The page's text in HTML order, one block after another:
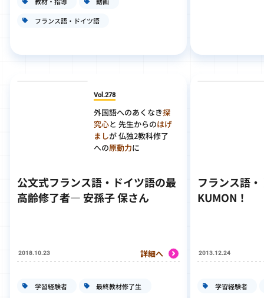
フランス語・ドイツ語
Vol.278
外国語へのあくなき探
究心と 先生からのはげ
ましが 仏独2教科修了
への原動力に
公文式フランス語・ドイツ語の最
高齢修了者― 安孫子 保さん
2018.10.23 詳細へ
学習経験者 最終教材修了生
フランス語
KUMON！
2013.12.24
学習経験者